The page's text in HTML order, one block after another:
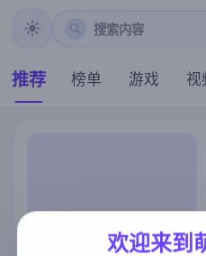
搜索内容
推荐 榜单 游戏 视
欢迎来到